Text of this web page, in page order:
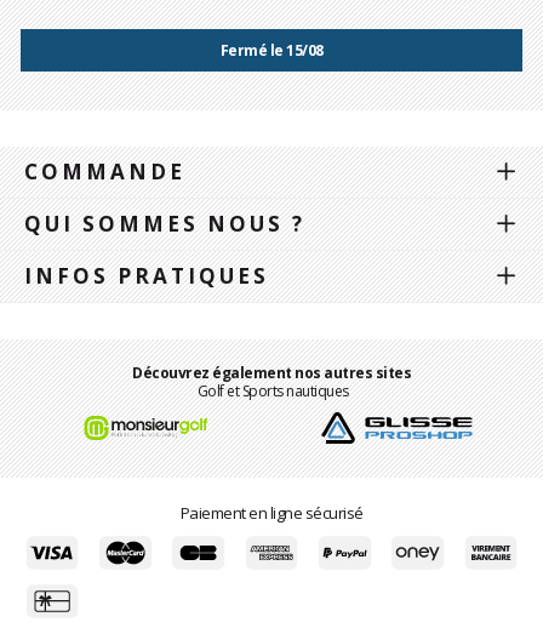
Fermé le 15/08
COMMANDE
QUI SOMMES NOUS ?
INFOS PRATIQUES
Découvrez également nos autres sites
Golf et Sports nautiques
Paiement en ligne sécurisé